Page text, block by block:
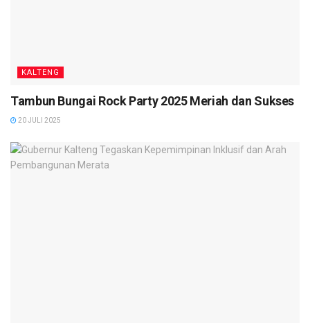
KALTENG
Tambun Bungai Rock Party 2025 Meriah dan Sukses
20 JULI 2025